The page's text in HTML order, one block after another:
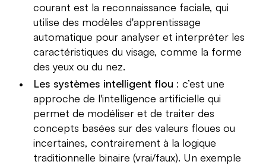
courant est la reconnaissance faciale, qui
utilise des modèles d'apprentissage
automatique pour analyser et interpréter les
caractéristiques du visage, comme la forme
des yeux ou du nez.
Les systèmes intelligent flou : c’est une
approche de l'intelligence artificielle qui
permet de modéliser et de traiter des
concepts basées sur des valeurs floues ou
incertaines, contrairement à la logique
traditionnelle binaire (vrai/faux). Un exemple